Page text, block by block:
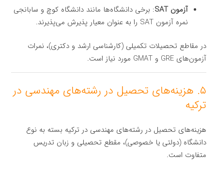
آزمون SAT
: برخی دانشگاه‌ها مانند دانشگاه کوچ و سابانجی
نمره آزمون SAT را به عنوان معیار پذیرش می‌پذیرند.
در مقاطع تحصیلات تکمیلی (کارشناسی ارشد و دکتری)، نمرات
آزمون‌های GRE و GMAT مورد نیاز است.
۵. هزینه‌های تحصیل در رشته‌های مهندسی در
ترکیه
هزینه‌های تحصیل در رشته‌های مهندسی در ترکیه بسته به نوع
دانشگاه (دولتی یا خصوصی)، مقطع تحصیلی و زبان تدریس
متفاوت است.